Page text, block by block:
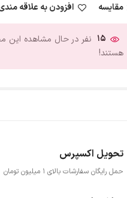
مقایسه افزودن به علاقه
15 نفر در حال مشاهده این
هستند!
تحویل اکسپرس
حمل رایگان سفارشات بالای 1 میلیون تومان